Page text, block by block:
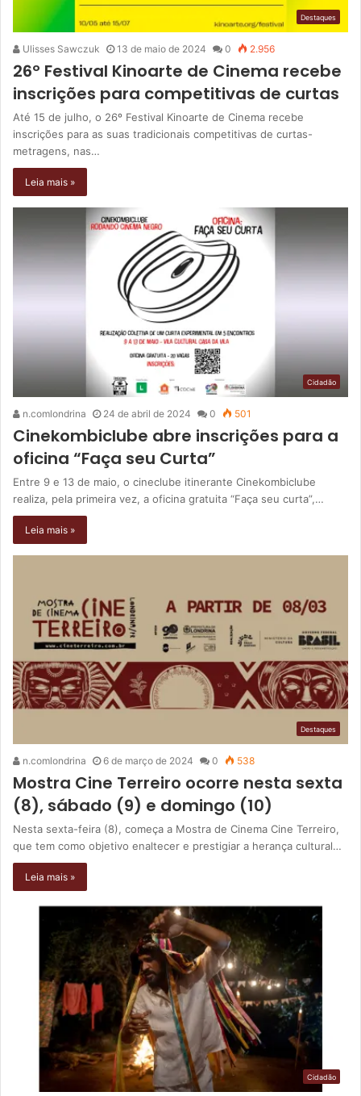
Destaques
Ulisses Sawczuk 13 de maio de 2024 0 2.956
26º Festival Kinoarte de Cinema recebe
inscrições para competitivas de curtas
Até 15 de julho, o 26º Festival Kinoarte de Cinema recebe
inscrições para as suas tradicionais competitivas de curtas-
metragens, nas…
Leia mais »
Cidadão
n.comlondrina 24 de abril de 2024 0 501
Cinekombiclube abre inscrições para a
oficina “Faça seu Curta”
Entre 9 e 13 de maio, o cineclube itinerante Cinekombiclube
realiza, pela primeira vez, a oficina gratuita “Faça seu curta”,…
Leia mais »
Destaques
n.comlondrina 6 de março de 2024 0 538
Mostra Cine Terreiro ocorre nesta sexta
(8), sábado (9) e domingo (10)
Nesta sexta-feira (8), começa a Mostra de Cinema Cine Terreiro,
que tem como objetivo enaltecer e prestigiar a herança cultural…
Leia mais »
Cidadão